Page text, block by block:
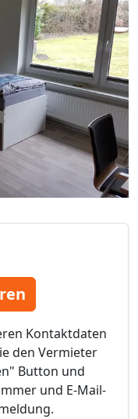
Kontaktdaten
den Vermieter
Button und
und E-Mail-